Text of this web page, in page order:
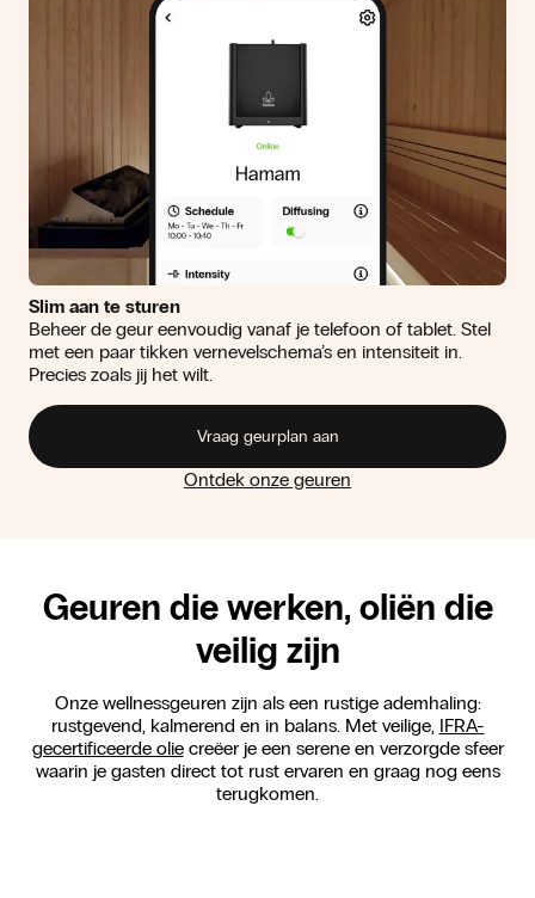
Slim aan te sturen
Beheer de geur eenvoudig vanaf je telefoon of tablet. Stel
met een paar tikken vernevelschema’s en intensiteit in.
Precies zoals jij het wilt.
Vraag geurplan aan
Ontdek onze geuren
Geuren die werken, oliën die
veilig zijn
Onze wellnessgeuren zijn als een rustige ademhaling:
rustgevend, kalmerend en in balans. Met veilige, IFRA-
gecertificeerde oliecreëer je een serene en verzorgde sfeer
waarin je gasten direct tot rust ervaren en graag nog eens
terugkomen.